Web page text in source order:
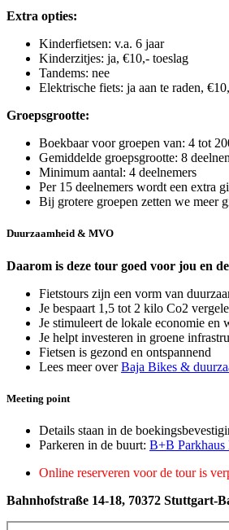
Extra opties:
Kinderfietsen: v.a. 6 jaar
Kinderzitjes: ja, €10,- toeslag
Tandems: nee
Elektrische fiets: ja aan te raden,
Groepsgrootte:
Boekbaar voor groepen van: 4 tot
Gemiddelde groepsgrootte: 8
Minimum aantal: 4 deelnemers
Per 15 deelnemers wordt een extra
Bij grotere groepen zetten we meer
Duurzaamheid & MVO
Daarom is deze tour goed voor jou en
Fietstours zijn een vorm van
Je bespaart 1,5 tot 2 kilo Co2
Je stimuleert de lokale economie en
Je helpt investeren in groene
Fietsen is gezond en ontspannend
Lees meer overBaja Bikes &
Meeting point
Details staan in de
Parkeren in de buurt: B+B Parkhaus
Online reserveren voor de tour is
Bahnhofstraße 14-18, 70372 Stuttgart-